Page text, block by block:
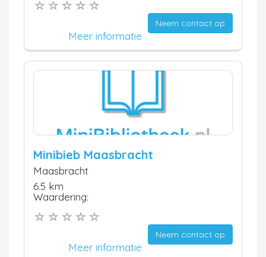
Neem contact op
Meer informatie
Minibieb Maasbracht
Maasbracht
6.5 km
Waardering:
Neem contact op
Meer informatie